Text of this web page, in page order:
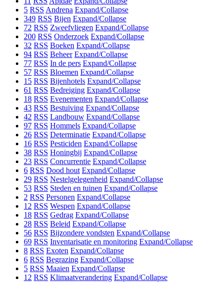
5 RSS Andrena Expand/Collapse
349 RSS Bijen Expand/Collapse
72 RSS Zweefvliegen Expand/Collapse
200 RSS Onderzoek Expand/Collapse
32 RSS Boeken Expand/Collapse
94 RSS Beheer Expand/Collapse
77 RSS In de pers Expand/Collapse
57 RSS Bloemen Expand/Collapse
15 RSS Bijenhotels Expand/Collapse
61 RSS Bedreiging Expand/Collapse
18 RSS Evenementen Expand/Collapse
43 RSS Bestuiving Expand/Collapse
42 RSS Landbouw Expand/Collapse
97 RSS Hommels Expand/Collapse
26 RSS Determinatie Expand/Collapse
16 RSS Pesticiden Expand/Collapse
38 RSS Honingbij Expand/Collapse
23 RSS Concurrentie Expand/Collapse
6 RSS Dood hout Expand/Collapse
29 RSS Nestelgelegenheid Expand/Collapse
53 RSS Steden en tuinen Expand/Collapse
2 RSS Personen Expand/Collapse
12 RSS Wespen Expand/Collapse
18 RSS Gedrag Expand/Collapse
28 RSS Beleid Expand/Collapse
56 RSS Bijzondere vondsten Expand/Collapse
69 RSS Inventarisatie en monitoring Expand/Collapse
8 RSS Exoten Expand/Collapse
6 RSS Begrazing Expand/Collapse
5 RSS Maaien Expand/Collapse
12 RSS Klimaatverandering Expand/Collapse